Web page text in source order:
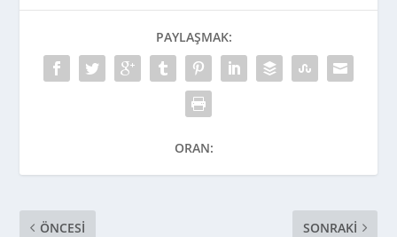
PAYLAŞMAK:
ORAN:
ÖNCESI SONRAKI